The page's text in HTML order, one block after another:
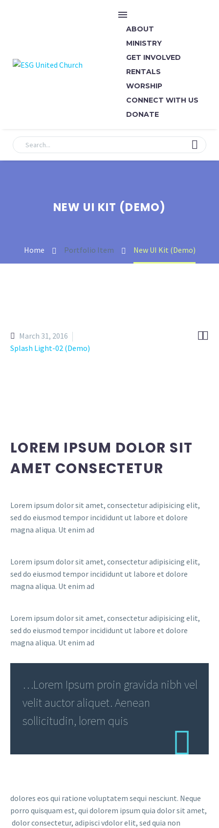
ABOUT
MINISTRY
GET INVOLVED
RENTALS
WORSHIP
CONNECT WITH US
DONATE
NEW UI KIT (DEMO)
Home Portfolio Item New UI Kit (Demo)

March 31, 2016
Splash Light-02 (Demo)
LOREM IPSUM DOLOR SIT
AMET CONSECTETUR
Lorem ipsum dolor sit amet, consectetur adipisicing elit,
sed do eiusmod tempor incididunt ut labore et dolore
magna aliqua. Ut enim ad
Lorem ipsum dolor sit amet, consectetur adipisicing elit,
sed do eiusmod tempor incididunt ut labore et dolore
magna aliqua. Ut enim ad
Lorem ipsum dolor sit amet, consectetur adipisicing elit,
sed do eiusmod tempor incididunt ut labore et dolore
magna aliqua. Ut enim ad
…Lorem Ipsum proin gravida nibh vel
velit auctor aliquet. Aenean
sollicitudin, lorem quis
dolores eos qui ratione voluptatem sequi nesciunt. Neque
porro quisquam est, qui dolorem ipsum quia dolor sit amet,
dolor consectetur, adipisci vdolor elit, sed quia non